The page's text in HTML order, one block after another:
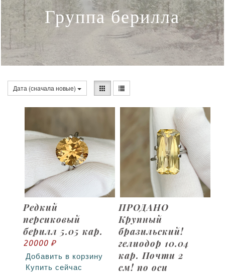
Группа берилла
Дата (сначала новые)
Редкий
персиковый
берилл 5.05 кар.
20000 ₽
Добавить в корзину
Купить сейчас
ПРОДАНО
Крупный
бразильский!
гелиодор 10.04
кар. Почти 2
см! по оси